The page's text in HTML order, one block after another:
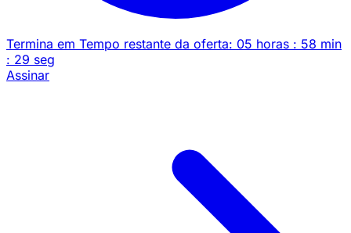
Termina em Tempo restante da oferta: 05 horas : 58 min
: 29 seg
Assinar